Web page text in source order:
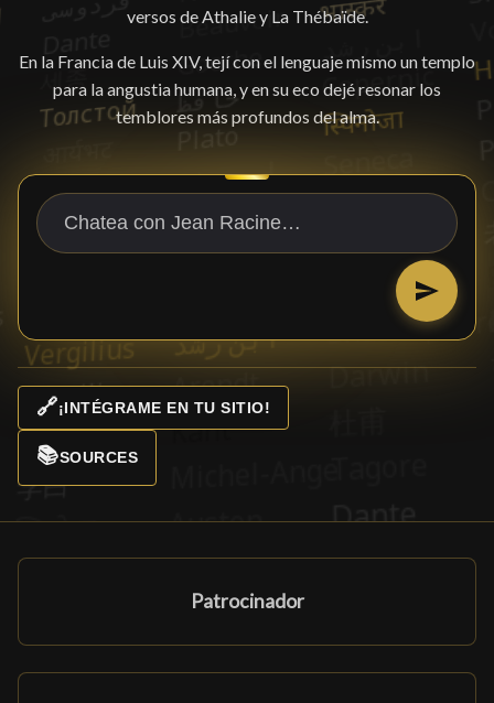
versos de Athalie y La Thébaïde.
En la Francia de Luis XIV, tejí con el lenguaje mismo un templo
para la angustia humana, y en su eco dejé resonar los
temblores más profundos del alma.
🔗¡INTÉGRAME EN TU SITIO!
📚SOURCES
Patrocinador